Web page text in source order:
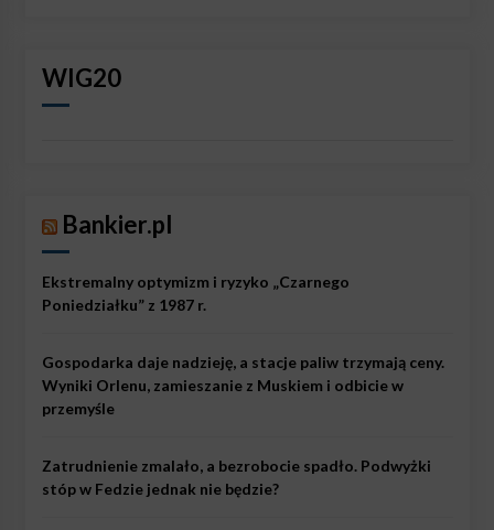
WIG20
Bankier.pl
Ekstremalny optymizm i ryzyko „Czarnego
Poniedziałku” z 1987 r.
Gospodarka daje nadzieję, a stacje paliw trzymają ceny.
Wyniki Orlenu, zamieszanie z Muskiem i odbicie w
przemyśle
Zatrudnienie zmalało, a bezrobocie spadło. Podwyżki
stóp w Fedzie jednak nie będzie?